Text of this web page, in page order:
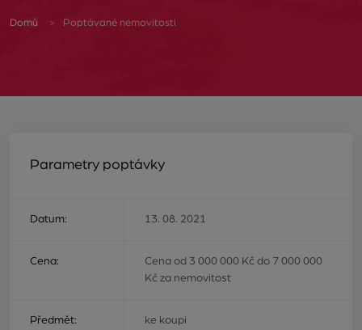
Domů Poptávané nemovitosti
Parametry poptávky
Datum: 13. 08. 2021
Cena:
Cena od 3 000 000 Kč do 7 000 000
Kč za nemovitost
Předmět: ke koupi